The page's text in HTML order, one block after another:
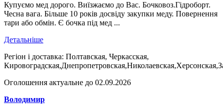
Купуємо мед дорого. Виїзжаємо до Вас. Бочковоз.Гідроборт.
Чесна вага. Більше 10 років досвіду закупки меду. Повернення
тари або обмін. Є бочка під мед ...
Детальніше
Регіон і доставка: Полтавская, Черкасская,
Оголошення актуальне до 02.09.2026
Володимир